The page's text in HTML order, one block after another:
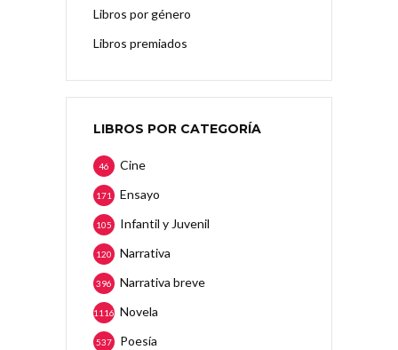
Libros por género
Libros premiados
LIBROS POR CATEGORÍA
Cine
46
Ensayo
171
Infantil y Juvenil
105
Narrativa
120
Narrativa breve
396
Novela
1116
Poesía
537